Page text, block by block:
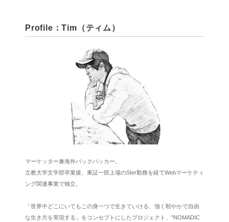
Profile：Tim（ティム）
マーケッター兼海外バックパッカー。
立教大学文学部卒業後、東証一部上場のSIer勤務を経てWebマーケティ
ング関連事業で独立。
「世界中どこにいてもこの身一つで生きていける、強く靭やかで自由
な生き方を実現する」をコンセプトにしたプロジェクト、"NOMADIC